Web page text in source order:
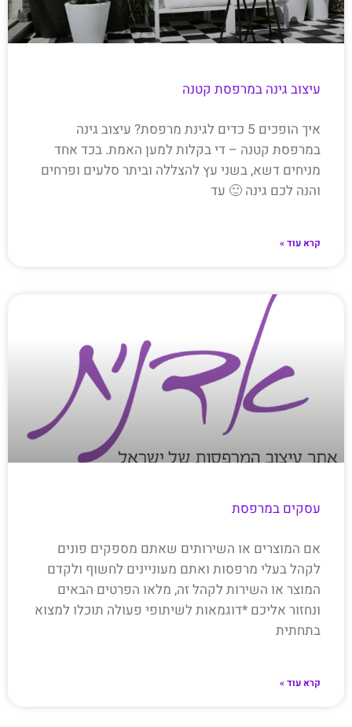
עיצוב גינה במרפסת קטנה
איך הופכים 5 כדים לגינת מרפסת? עיצוב גינה
במרפסת קטנה – די בקלות למען האמת. בכד אחד
מניחים דשא, בשני עץ להצללה וביתר סלעים ופרחים
והנה לכם גינה 🙂 עד
קרא עוד »
עסקים במרפסת
אם המוצרים או השירותים שאתם מספקים פונים
לקהל בעלי מרפסות ואתם מעוניינים לחשוף ולקדם
המוצר או השירות לקהל זה, מלאו הפרטים הבאים
ונחזור אליכם *דוגמאות לשיתופי פעולה תוכלו למצוא
בתחתית
קרא עוד »